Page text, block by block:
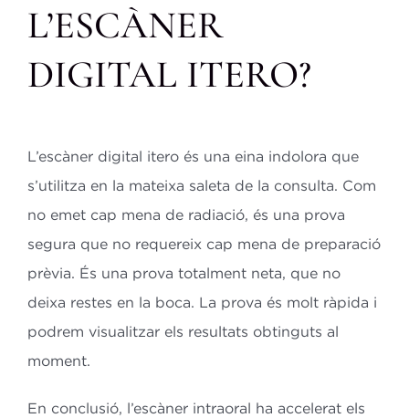
L’ESCÀNER
DIGITAL ITERO?
L’escàner digital itero és una eina indolora que
s’utilitza en la mateixa saleta de la consulta. Com
no emet cap mena de radiació, és una prova
segura que no requereix cap mena de preparació
prèvia. És una prova totalment neta, que no
deixa restes en la boca. La prova és molt ràpida i
podrem visualitzar els resultats obtinguts al
moment.
En conclusió, l’escàner intraoral ha accelerat els